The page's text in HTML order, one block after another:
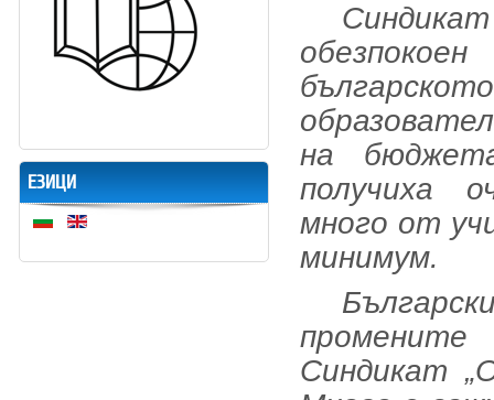
на
получиха
много от
минимум.
Синдикат
ЕЗИЦИ